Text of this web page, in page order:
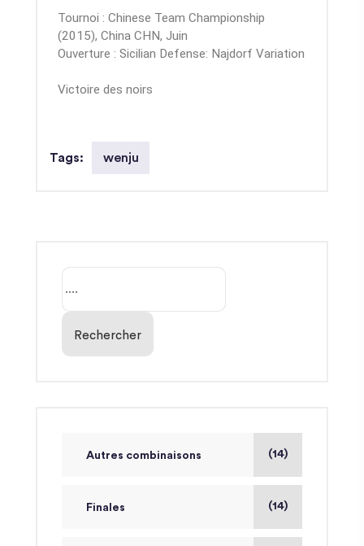
Tournoi : Chinese Team Championship
(2015), China CHN, Juin
Ouverture : Sicilian Defense: Najdorf Variation
Victoire des noirs
Tags: wenju
Rechercher
Autres combinaisons (14)
Finales (14)